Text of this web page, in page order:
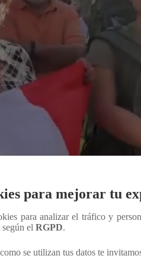
el drama que están
para mejorar tu
para analizar el tráfico y
según el RGPD.
se utilizan tus datos te